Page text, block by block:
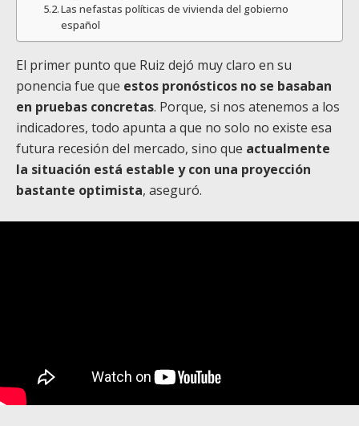
Las nefastas políticas de vivienda del gobierno
español
El primer punto que Ruiz dejó muy claro en su
ponencia fue que estos pronósticos no se basaban
en pruebas concretas. Porque, si nos atenemos a los
indicadores, todo apunta a que no solo no existe esa
futura recesión del mercado, sino que actualmente
la situación está estable y con una proyección
bastante optimista, aseguró.